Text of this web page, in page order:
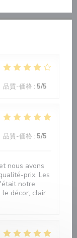
品質-価格 : 5/5
品質-価格 : 5/5
nous avons
prix. Les
notre
le décor, clair